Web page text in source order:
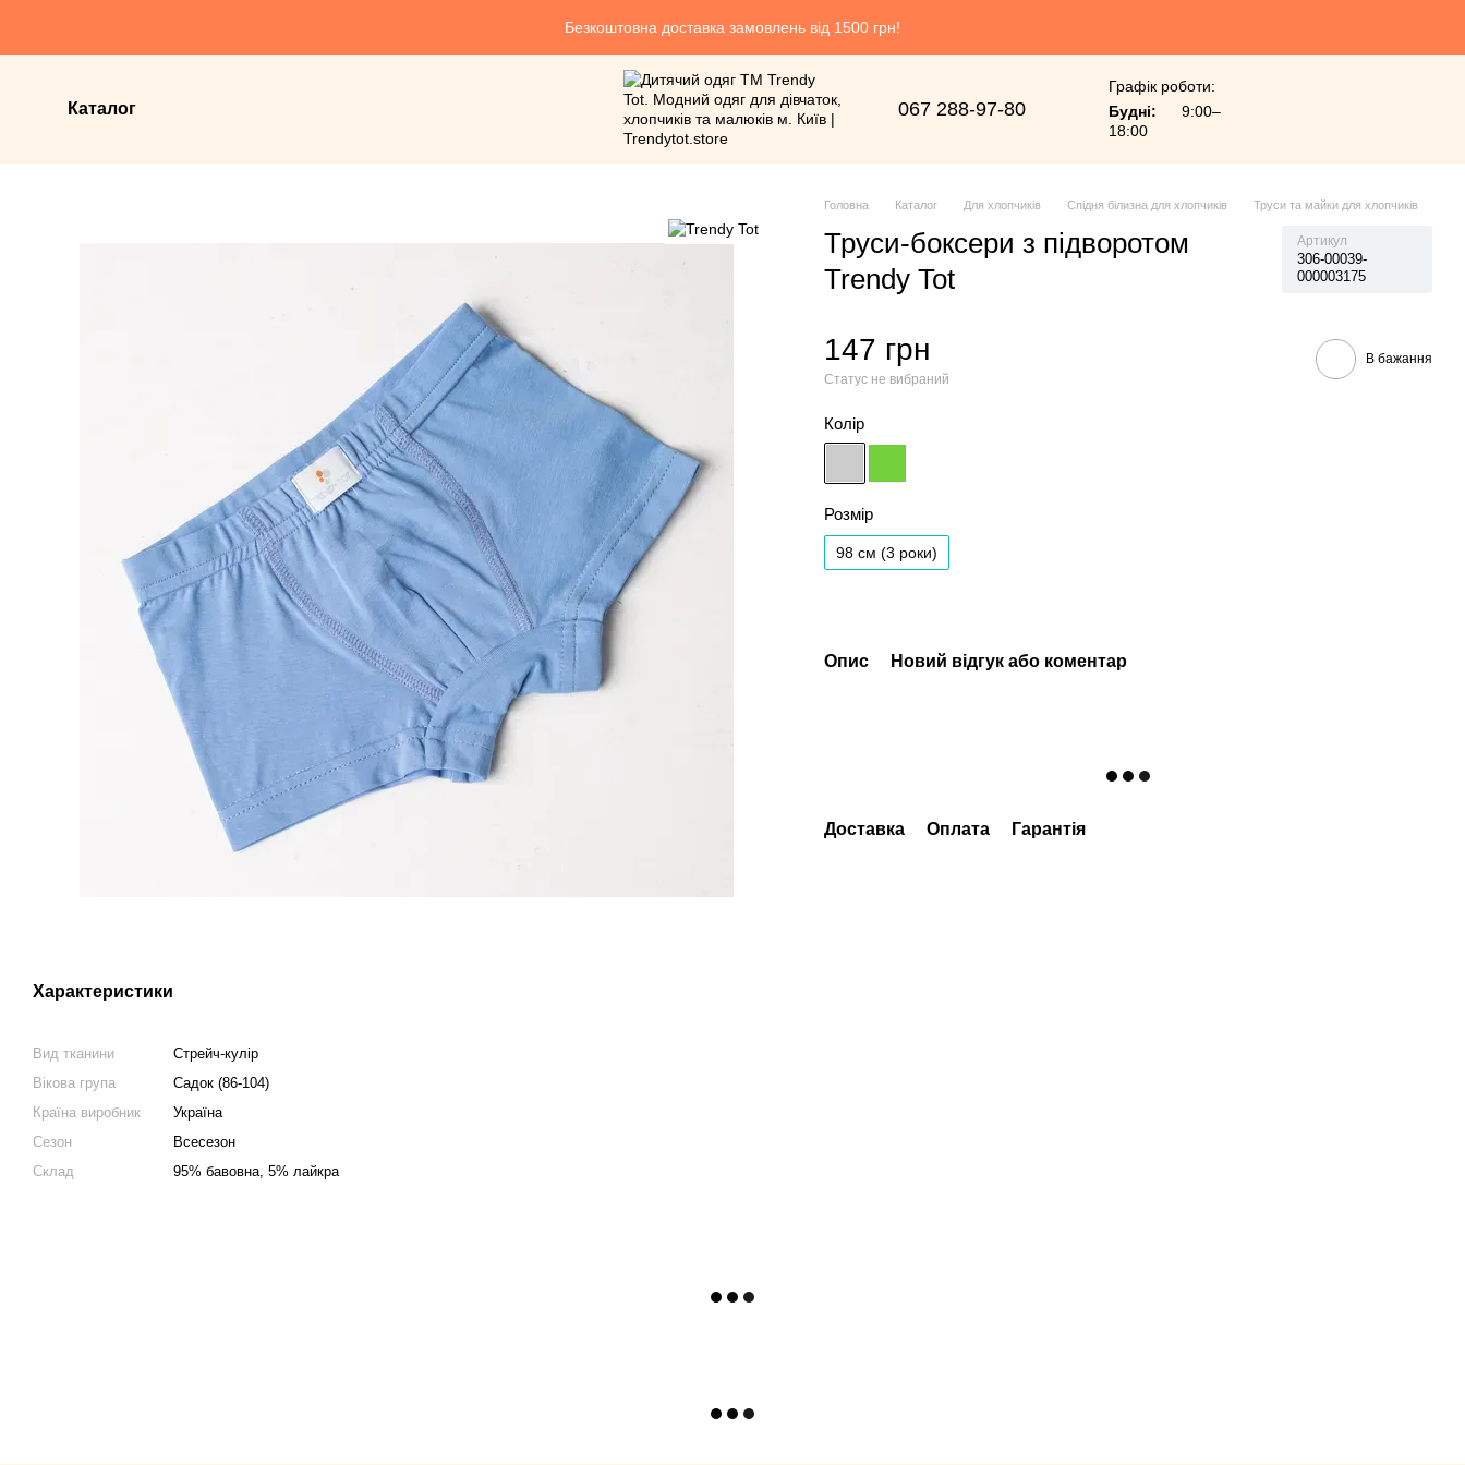
Безкоштовна доставка замовлень від 1500 грн!
Каталог 067 288-97-80
Графік роботи:
Будні:
9:00–
18:00
Характеристики
Вид тканини
Стрейч-кулір
Вікова група
Садок (86-104)
Країна виробник
Україна
Сезон
Всесезон
Склад
95% бавовна, 5% лайкра
Головна Каталог Для хлопчиків Спідня білизна для хлопчиків Труси та майки для хлопчиків
Труси-боксери з підворотом
Trendy Tot
Артикул
306-00039-
000003175
147 грн
Статус не вибраний
В бажання
Колір
Розмір
98 см (3 роки)
Опис Новий відгук або коментар
Доставка Оплата Гарантія